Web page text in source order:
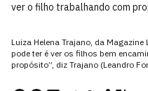
ver o filho trabalhando com
Luiza Helena Trajano, da
pode ter é ver os filhos bem
propósito”, diz Trajano (Leandro